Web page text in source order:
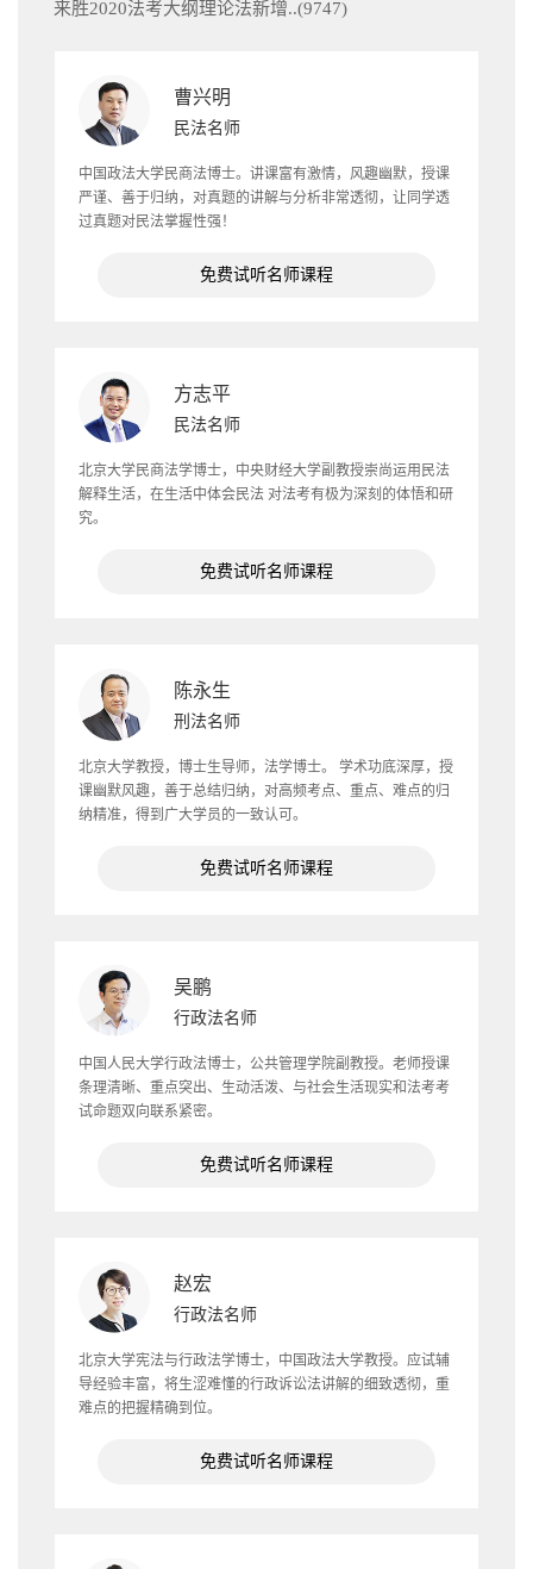
来胜2020法考大纲理论法新增..(9747)
曹兴明
民法名师
中国政法大学民商法博士。讲课富有激情，风趣幽默，授课
严谨、善于归纳，对真题的讲解与分析非常透彻，让同学透
过真题对民法掌握性强！
免费试听名师课程
方志平
民法名师
北京大学民商法学博士，中央财经大学副教授崇尚运用民法
解释生活，在生活中体会民法 对法考有极为深刻的体悟和研
究。
免费试听名师课程
陈永生
刑法名师
北京大学教授，博士生导师，法学博士。 学术功底深厚，授
课幽默风趣，善于总结归纳，对高频考点、重点、难点的归
纳精准，得到广大学员的一致认可。
免费试听名师课程
吴鹏
行政法名师
中国人民大学行政法博士，公共管理学院副教授。老师授课
条理清晰、重点突出、生动活泼、与社会生活现实和法考考
试命题双向联系紧密。
免费试听名师课程
赵宏
行政法名师
北京大学宪法与行政法学博士，中国政法大学教授。应试辅
导经验丰富，将生涩难懂的行政诉讼法讲解的细致透彻，重
难点的把握精确到位。
免费试听名师课程